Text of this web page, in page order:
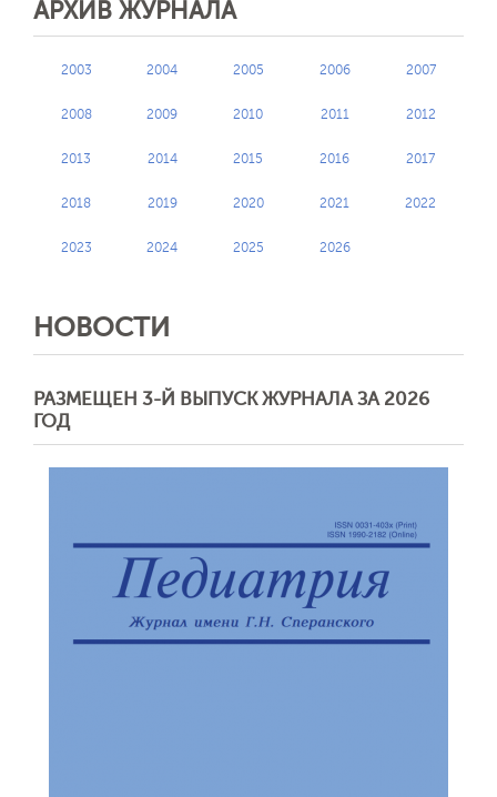
АРХИВ ЖУРНАЛА
2003 2004 2005 2006 2007
2008 2009 2010 2011 2012
2013 2014 2015 2016 2017
2018 2019 2020 2021 2022
2023 2024 2025 2026
НОВОСТИ
РАЗМЕЩЕН 3-Й ВЫПУСК ЖУРНАЛА ЗА 2026
ГОД